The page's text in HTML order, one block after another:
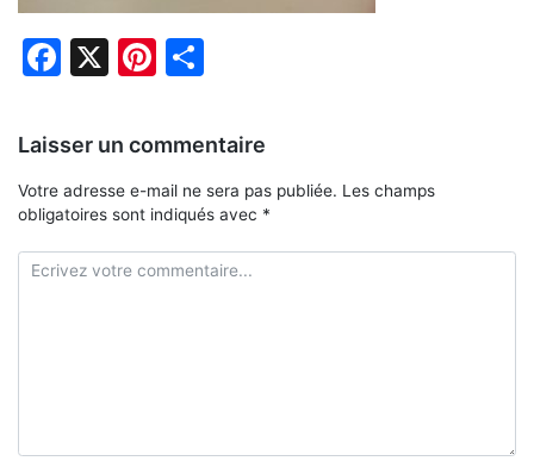
Facebook
X Pinterest
Laisser un commentaire
Votre adresse e-mail ne sera pas publiée. Les champs
obligatoires sont indiqués avec *